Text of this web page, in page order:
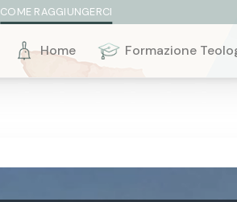
COME RAGGIUNGERCI
Home Formazione